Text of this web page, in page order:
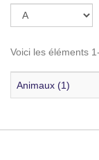
Voici les éléments
Animaux (1)